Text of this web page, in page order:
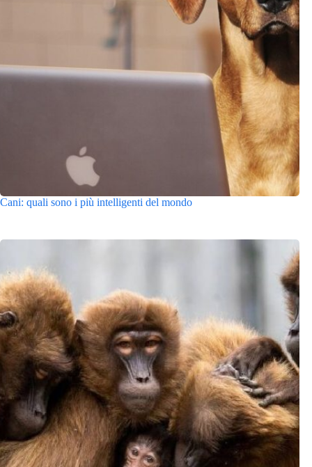
Cani: quali sono i più intelligenti del mondo